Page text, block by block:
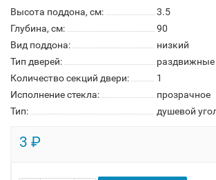
Высота поддона, см:
3.5
Глубина, см:
90
Вид поддона:
низкий
Тип дверей:
раздвижные
Количество секций двери:
1
Исполнение стекла:
прозрачное
Тип:
душевой
3 ₽